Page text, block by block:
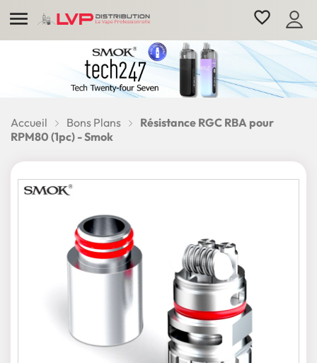
 favorite_border
Accueil Bons Plans
Résistance RGC RBA pour
RPM80 (1pc) - Smok